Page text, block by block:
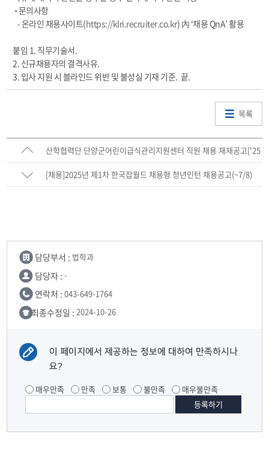
◦ 문의사항
- 온라인 채용사이트(https://klri.recruiter.co.kr) 內 ‘채용 QnA’ 활용
붙임 1. 직무기술서.
2. 신규채용자의 결격사유.
3. 입사 지원 시 블라인드 위반 및 불성실 기재 기준. 끝.
목록
산학협력단 단양군어린이급식관리지원센터 직원 채용 재재공고['25
년7월14일 마감]
[채용]2025년 제1차 한국잡월드 채용형 청년인턴 채용공고(~7/8)
담당부서 : 법학과
담당자 : -
연락처 : 043-649-1764
최종수정일 : 2024-10-26
이 페이지에서 제공하는 정보에 대하여 만족하시나
요?
매우만족 만족 보통 불만족 매우불만족